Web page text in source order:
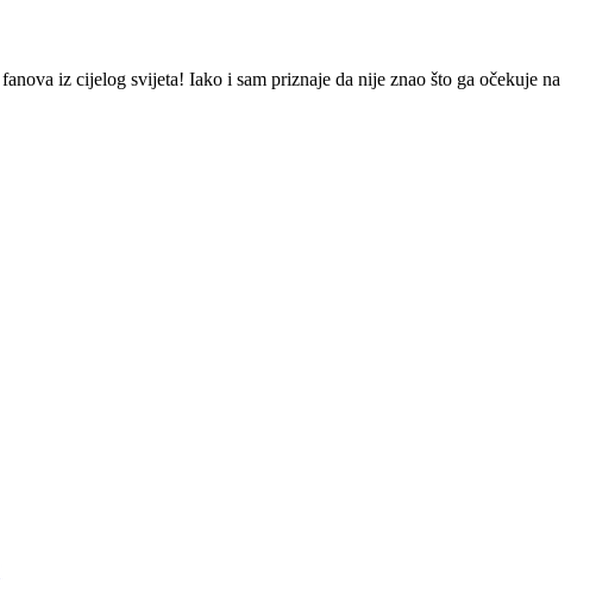
iz cijelog svijeta! Iako i sam priznaje da nije znao što ga očekuje na